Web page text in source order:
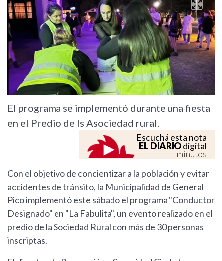
El programa se implementó durante una fiesta
en el Predio de ls Asociedad rural.
Escuchá esta nota
EL DIARIOdigital
minutos
Con el objetivo de concientizar a la población y evitar
accidentes de tránsito, la Municipalidad de General
Pico implementó este sábado el programa "Conductor
Designado" en "La Fabulita", un evento realizado en el
predio de la Sociedad Rural con más de 30 personas
inscriptas.